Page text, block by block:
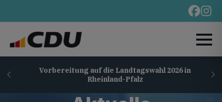
Vorbereitung auf die Landtagswahl 2026 in
Rheinland-Pfalz